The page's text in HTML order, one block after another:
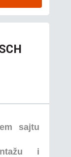
sajtu
i